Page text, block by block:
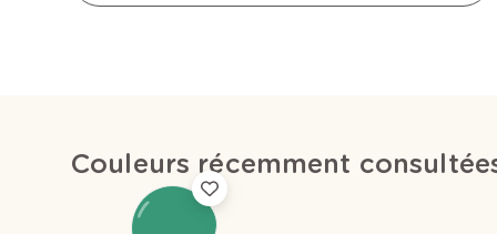
Couleurs récemment